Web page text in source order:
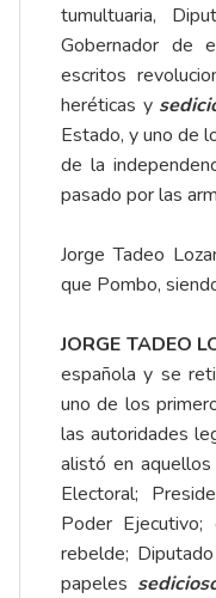
tumultuaria,
Gobernador de
escritos
heréticas y
Estado, y uno de
de la
pasado por las
Jorge Tadeo
que Pombo,
JORGE TADEO
española y se
uno de los
las autoridades
alistó en
Electoral;
Poder
rebelde;
papeles